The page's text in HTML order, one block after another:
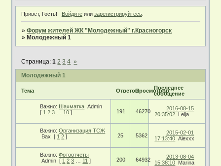
Привет, Гость! Войдитеили зарегистрируйтесь.
»Форум жителей ЖК "Молодежный" г.Красногорск
» Молодежный 1
Молодежный 1
Страница:1 2 3 4 »
Тема ОтветовПросмотровПоследнее
сообщение
Важно: Шахматка Admin
[ 1 2 3 10 ] 191 46270
2016-08-15
20:35:02 Lelja
Важно: Организация ТСЖ
Bax
[ 1 2 ] 25 5362
2015-02-01
17:13:40 Alexxx
Важно: Фотоотчеты
Admin [ 1 2 3 11 ] 200 64932
2013-08-04
15:38:10 Marina